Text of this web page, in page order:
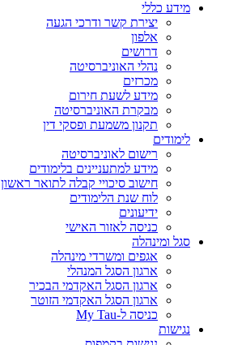
מידע כללי
יצירת קשר ודרכי הגעה
אלפון
דרושים
נהלי האוניברסיטה
מכרזים
מידע לשעת חירום
מבקרת האוניברסיטה
תקנון משמעת ופסקי דין
לימודים
רישום לאוניברסיטה
מידע למתעניינים בלימודים
חישוב סיכויי קבלה לתואר ראשון
לוח שנת הלימודים
ידיעונים
כניסה לאזור האישי
סגל ומינהלה
אגפים ומשרדי מינהלה
ארגון הסגל המנהלי
ארגון הסגל האקדמי הבכיר
ארגון הסגל האקדמי הזוטר
כניסה ל-My Tau
נגישות